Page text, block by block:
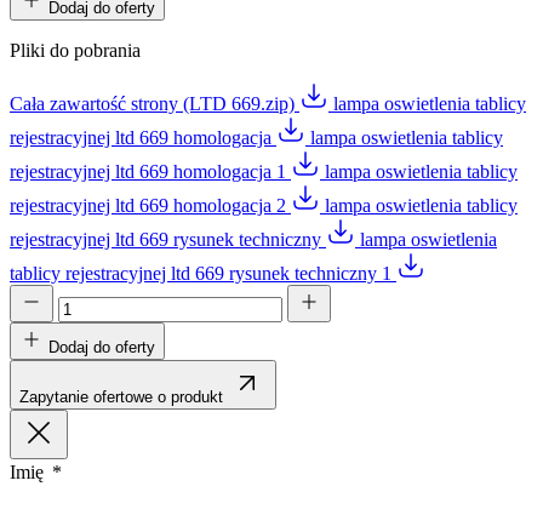
Dodaj do oferty
Pliki do pobrania
Cała zawartość strony (LTD 669.zip)
lampa oswietlenia tablicy
rejestracyjnej ltd 669 homologacja
lampa oswietlenia tablicy
rejestracyjnej ltd 669 homologacja 1
lampa oswietlenia tablicy
rejestracyjnej ltd 669 homologacja 2
lampa oswietlenia tablicy
rejestracyjnej ltd 669 rysunek techniczny
lampa oswietlenia
tablicy rejestracyjnej ltd 669 rysunek techniczny 1
Dodaj do oferty
Zapytanie ofertowe o produkt
Imię